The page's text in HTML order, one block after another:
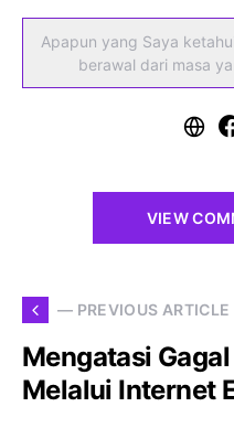
Apapun yang Saya
berawal dari masa
VIEW
— PREVIOUS ARTICLE
Mengatasi
Melalui Internet